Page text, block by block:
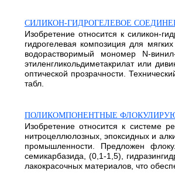
СИЛИКОН-ГИДРОГЕЛЕВОЕ
Изобретение относится к силикон-
гидрогелевая композиция для
водорастворимый мономер N-
этиленгликольдиметакрилат или
оптической прозрачности.
табл.
ПОЛИКОМПОНЕНТНЫЕ
Изобретение относится к системе
нитроцеллюлозных, эпоксидных и
промышленности. Предложен
семикарбазида, (0,1-1,5),
лакокрасочных материалов, что